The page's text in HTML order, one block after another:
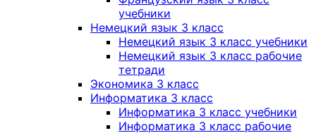
учебники
Немецкий язык 3 класс
Немецкий язык 3 класс учебники
Немецкий язык 3 класс рабочие
тетради
Экономика 3 класс
Информатика 3 класс
Информатика 3 класс учебники
Информатика 3 класс рабочие